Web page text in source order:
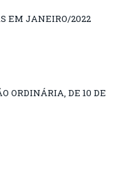
EM JANEIRO/2022
ORDINÁRIA, DE 10 DE